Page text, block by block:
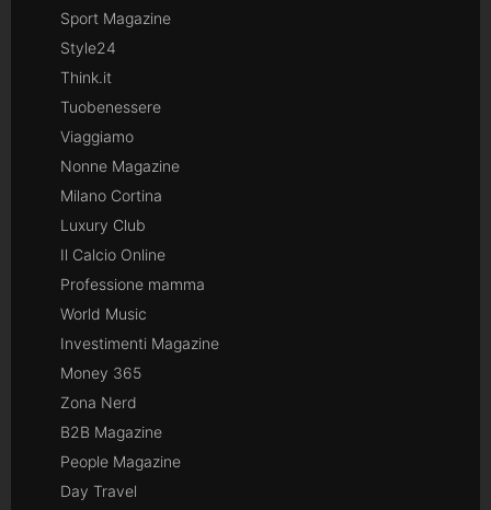
Sport Magazine
Style24
Think.it
Tuobenessere
Viaggiamo
Nonne Magazine
Milano Cortina
Luxury Club
Il Calcio Online
Professione mamma
World Music
Investimenti Magazine
Money 365
Zona Nerd
B2B Magazine
People Magazine
Day Travel